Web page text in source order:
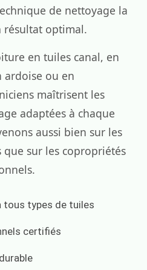
de nettoyage la
résultat optimal.
en tuiles canal, en
ardoise ou en
maîtrisent les
adaptées à chaque
aussi bien sur les
sur les copropriétés
tous types de tuiles
certifiés